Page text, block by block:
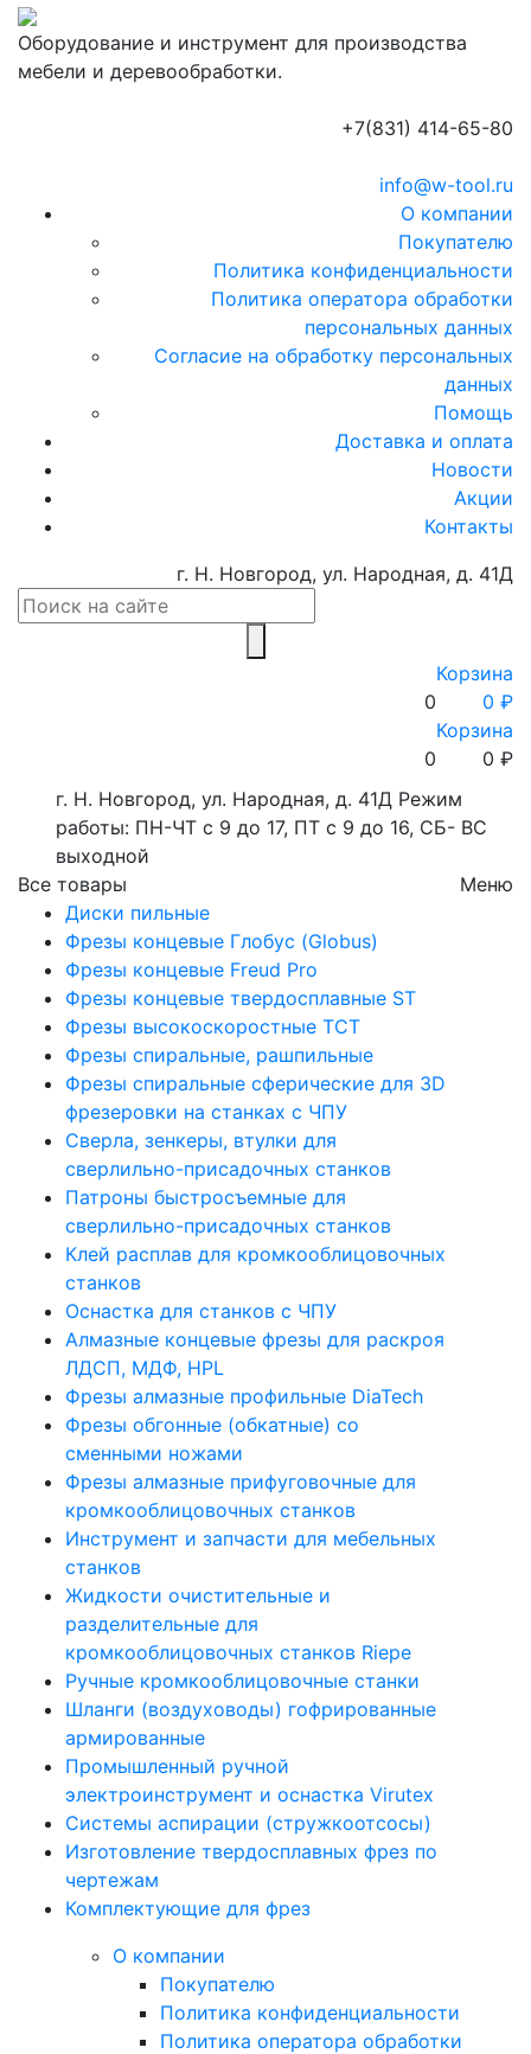
Оборудование и инструмент для производства
мебели и деревообработки.
+7(831) 414-65-80
info@w-tool.ru
О компании
Покупателю
Политика конфиденциальности
Политика оператора обработки
персональных данных
Согласие на обработку персональных
данных
Помощь
Доставка и оплата
Новости
Акции
Контакты
г. Н. Новгород, ул. Народная, д. 41Д
0
Корзина
0 ₽
0
Корзина
0 ₽
г. Н. Новгород, ул. Народная, д. 41Д Режим
работы: ПН-ЧТ с 9 до 17, ПТ с 9 до 16, СБ- ВС
выходной
Все товары
Диски пильные
Фрезы концевые Глобус (Globus)
Фрезы концевые Freud Pro
Фрезы концевые твердосплавные ST
Фрезы высокоскоростные ТСТ
Фрезы спиральные, рашпильные
Фрезы спиральные сферические для 3D
фрезеровки на станках с ЧПУ
Сверла, зенкеры, втулки для
сверлильно-присадочных станков
Патроны быстросъемные для
сверлильно-присадочных станков
Клей расплав для кромкооблицовочных
станков
Оснастка для станков с ЧПУ
Алмазные концевые фрезы для раскроя
ЛДСП, МДФ, HPL
Фрезы алмазные профильные DiaTech
Фрезы обгонные (обкатные) со
сменными ножами
Фрезы алмазные прифуговочные для
кромкооблицовочных станков
Инструмент и запчасти для мебельных
станков
Жидкости очистительные и
разделительные для
кромкооблицовочных станков Riepe
Ручные кромкооблицовочные станки
Шланги (воздуховоды) гофрированные
армированные
Промышленный ручной
электроинструмент и оснастка Virutex
Системы аспирации (стружкоотсосы)
Изготовление твердосплавных фрез по
чертежам
Комплектующие для фрез
Меню
О компании
Покупателю
Политика конфиденциальности
Политика оператора обработки